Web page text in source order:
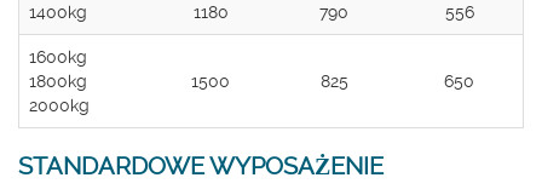
1400kg 1180 790 556
1600kg
1800kg
2000kg
1500 825 650
STANDARDOWE WYPOSAŻENIE